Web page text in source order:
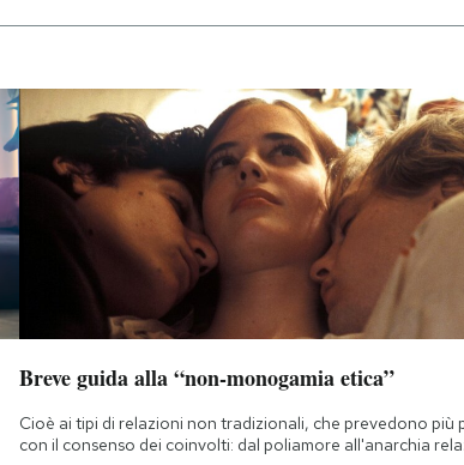
Breve guida alla “non-monogamia etica”
Cioè ai tipi di relazioni non tradizionali, che prevedono più
con il consenso dei coinvolti: dal poliamore all'anarchia